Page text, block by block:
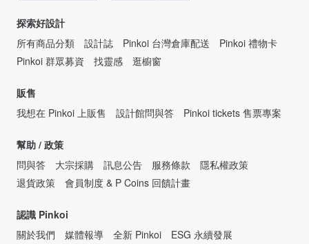
探索好設計
所有商品分類
設計誌 Pinkoi 台灣倉庫配送
Pinkoi 禮物卡
Pinkoi 群眾募資
找靈感 逛櫥窗
販售
我想在 Pinkoi 上販售
設計館問與答 Pinkoi tickets 售票專案
幫助 / 政策
問與答
大宗採購 訊息公告 服務條款
隱私權政策
退貨政策
會員制度 & P Coins 回饋計畫
認識 Pinkoi
關於我們
媒體報導 全新 Pinkoi
ESG 永續發展